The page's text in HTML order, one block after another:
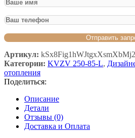
Артикул: kSx8Fig1hWJtgxXsmXbMj2
Категории: KVZV 250-85-L,
отопления
Поделиться:
Описание
Детали
Отзывы (0)
Доставка и Оплата